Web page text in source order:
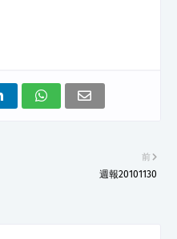
前
週報20101130